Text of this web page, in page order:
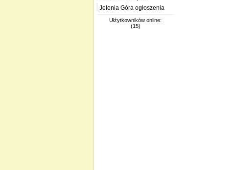
Jelenia Góra ogłoszenia
Ułźytkowników online:
(15)